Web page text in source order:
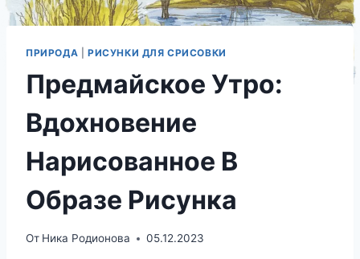
ПРИРОДА РИСУНКИ ДЛЯ СРИСОВКИ
Предмайское Утро:
Вдохновение
Нарисованное В
Образе Рисунка
От Ника Родионова 05.12.2023